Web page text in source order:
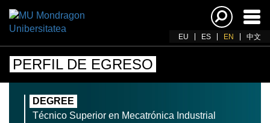
EU ES EN 中文
PERFIL DE EGRESO
DEGREE
Técnico Superior en Mecatrónica Industrial